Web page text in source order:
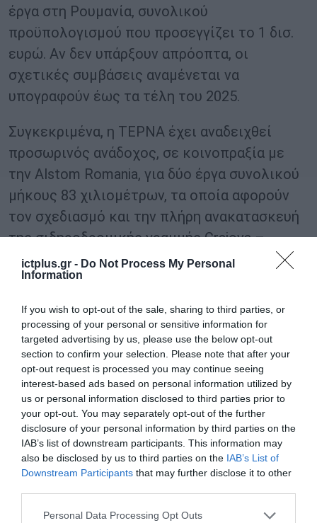
ictplus.gr - Do Not Process My Personal
Information
If you wish to opt-out of the sale, sharing to third parties, or
processing of your personal or sensitive information for
targeted advertising by us, please use the below opt-out
section to confirm your selection. Please note that after your
opt-out request is processed you may continue seeing
interest-based ads based on personal information utilized by
us or personal information disclosed to third parties prior to
your opt-out. You may separately opt-out of the further
disclosure of your personal information by third parties on the
IAB’s list of downstream participants. This information may
also be disclosed by us to third parties on the IAB’s List of
Downstream Participants that may further disclose it to other
Please note that this website/app uses one or more Google
Personal Data Processing Opt Outs
έργα στη Ρουμανία, συνολικού
προϋπολογισμού που προσεγγίζει το 1 δισ.
ευρώ. Αν δεν υπάρξουν απρόοπτα, οι
σχετικές συμβάσεις αναμένεται να
υπογραφούν έως τα τέλη του 2025.
Συγκεκριμένα, η ΤΕΡΝΑ έχει αναδειχθεί
προσωρινός ανάδοχος, σε κοινοπραξία με
την Alstom Romania, για δύο έργα συνολικού
μήκους 83 χιλιομέτρων, τα οποία αφορούν
τον σχεδιασμό και την πλήρη ανακατασκευή
της σιδηροδρομικής γραμμής Craiova –
Drobeta Turnu Severin – Caransebeș, τμήμα
του ευρωπαϊκού διαδρόμου Orient/East-Med.
Τα έργα δημοπρατήθηκαν από τον κρατικό
διαχειριστή σιδηροδρομικών υποδομών της
Ρουμανίας CFR και περιλαμβάνουν τα εξής
επιμέρους τμήματα:
LOT 1: Craiova – Filiași, με προϋπολογισμό
448.600 ευρώ
LOT 2: Filiași – Igiroasa, με προϋπολογισμό
206.363 ευρώ